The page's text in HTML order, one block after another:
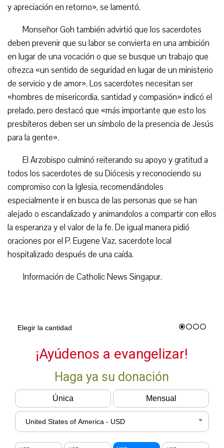
y apreciación en retorno», se lamentó.
Monseñor Goh también advirtió que los sacerdotes
deben prevenir que su labor se convierta en una ambición
en lugar de una vocación o que se busque un trabajo que
ofrezca «un sentido de seguridad en lugar de un ministerio
de servicio y de amor». Los sacerdotes necesitan ser
«hombres de misericordia, santidad y compasión» indicó el
prelado, pero destacó que «más importante que esto los
presbíteros deben ser un símbolo de la presencia de Jesús
para la gente».
El Arzobispo culminó reiterando su apoyo y gratitud a
todos los sacerdotes de su Diócesis y reconociendo su
compromiso con la Iglesia, recomendándoles
especialmente ir en busca de las personas que se han
alejado o escandalizado y animandolos a compartir con ellos
la esperanza y el valor de la fe. De igual manera pidió
oraciones por el P. Eugene Vaz, sacerdote local
hospitalizado después de una caída.
Información de Catholic News Singapur.